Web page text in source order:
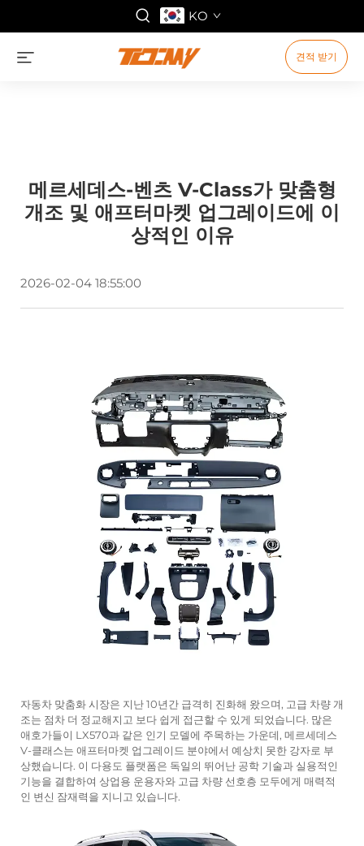
KO
견적 받기
메르세데스-벤츠 V-Class가 맞춤형
개조 및 애프터마켓 업그레이드에 이
상적인 이유
2026-02-04 18:55:00
자동차 맞춤화 시장은 지난 10년간 급격히 진화해 왔으며, 고급 차량 개
조는 점차 더 정교해지고 보다 쉽게 접근할 수 있게 되었습니다. 많은
애호가들이 LX570과 같은 인기 모델에 주목하는 가운데, 메르세데스
V-클래스는 애프터마켓 업그레이드 분야에서 예상치 못한 강자로 부
상했습니다. 이 다용도 플랫폼은 독일의 뛰어난 공학 기술과 실용적인
기능을 결합하여 상업용 운용자와 고급 차량 선호층 모두에게 매력적
인 변신 잠재력을 지니고 있습니다.